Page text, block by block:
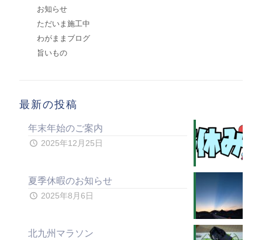
お知らせ
ただいま施工中
わがままブログ
旨いもの
最新の投稿
年末年始のご案内
2025年12月25日
夏季休暇のお知らせ
2025年8月6日
北九州マラソン